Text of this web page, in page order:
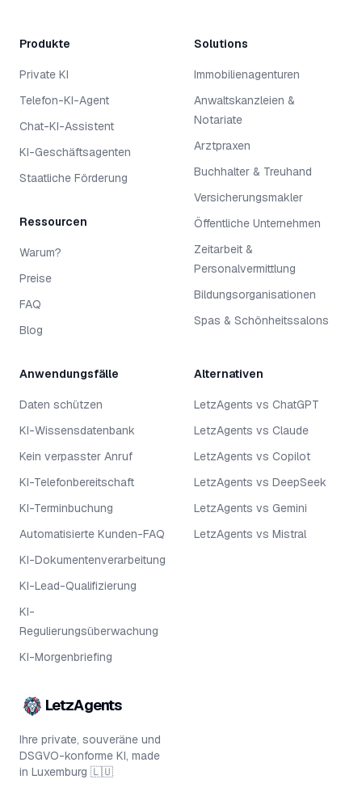
Produkte
Private KI
Telefon-KI-Agent
Chat-KI-Assistent
KI-Geschäftsagenten
Staatliche Förderung
Ressourcen
Warum?
Preise
FAQ
Blog
Solutions
Immobilienagenturen
Anwaltskanzleien &
Notariate
Arztpraxen
Buchhalter & Treuhand
Versicherungsmakler
Öffentliche Unternehmen
Zeitarbeit &
Personalvermittlung
Bildungsorganisationen
Spas & Schönheitssalons
Anwendungsfälle
Daten schützen
KI-Wissensdatenbank
Kein verpasster Anruf
KI-Telefonbereitschaft
KI-Terminbuchung
Automatisierte Kunden-FAQ
KI-Dokumentenverarbeitung
KI-Lead-Qualifizierung
KI-
Regulierungsüberwachung
KI-Morgenbriefing
Alternativen
LetzAgents vs ChatGPT
LetzAgents vs Claude
LetzAgents vs Copilot
LetzAgents vs DeepSeek
LetzAgents vs Gemini
LetzAgents vs Mistral
LetzAgents
Ihre private, souveräne und
DSGVO-konforme KI, made
in Luxemburg 🇱🇺